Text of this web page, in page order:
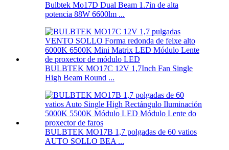
Bulbtek Mo17D Dual Beam 1.7in de alta
potencia 88W 6600lm ...
BULBTEK MO17C 12V 1,7Inch Fan Single
High Beam Round ...
BULBTEK MO17B 1,7 polgadas de 60 vatios
AUTO SOLLO BEA ...